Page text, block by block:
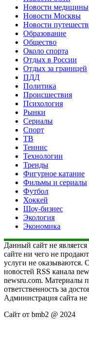
Новости медицины
Новости Москвы
Новости
Образование
Общество
Около спорта
Отдых в России
Отдых за границей
ПДД
Политика
Происшествия
Психология
Рынки
Сериалы
Спорт
ТВ
Теннис
Технологии
Тренды
Фигурное катание
Фильмы и сериалы
Футбол
Хоккей
Шоу-бизнес
Экология
Экономика
Данный сайт не
сайте ни чего не
услуги не оказываются.
новостей RSS канала
newsru.com. Материалы
ответственность за
Администрация сайта не
Сайт от bmb2 @ 2024